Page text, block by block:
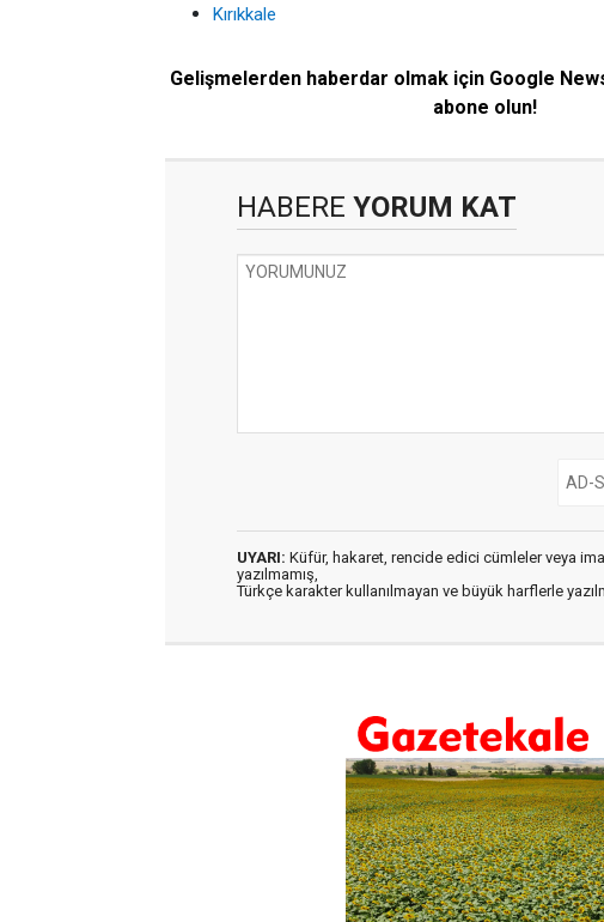
Kırıkkale
Gelişmelerden haberdar olmak için Google
abone olun!
HABERE YORUM KAT
UYARI: Küfür, hakaret, rencide edici cümleler veya
yazılmamış,
Türkçe karakter kullanılmayan ve büyük harflerle